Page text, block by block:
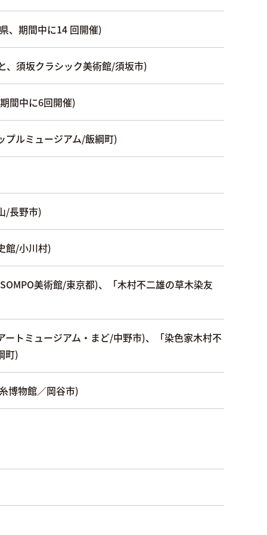
、期間中に14 回開催)
、須坂クラシック美術館/須坂市)
間中に6回開催)
プルミュージアム/飯綱町)
/長野市)
館/小川村)
美術館/東京都)、「木村不二雄の草木染友
トミュージアム・まど/中野市)、「染色家木村不
町)
博物館／岡谷市)